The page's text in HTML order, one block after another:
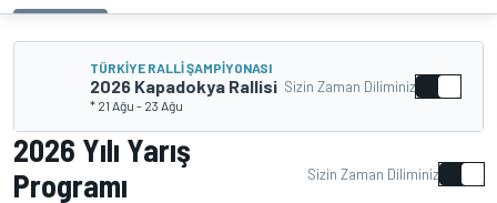
TÜRKIYE RALLI ŞAMPIYONASI
2026 Kapadokya Rallisi
* 21 Ağu - 23 Ağu
Sizin Zaman Diliminiz
2026 Yılı Yarış
Programı
Sizin Zaman Diliminiz